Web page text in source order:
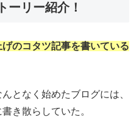
ーリー紹介！
のコタツ記事を書いている
となく始めたブログには、
き散らしていた。